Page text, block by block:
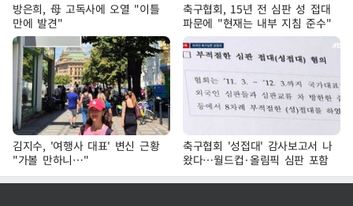
방은희, 母 고독사에 오열 "이틀
만에 발견"
축구협회, 15년 전 심판 성 접대
파문에 "현재는 내부 지침 준수"
김지수, '여행사 대표' 변신 근황
"가볼 만하니…"
축구협회 '성접대' 감사보고서 나
왔다…월드컵·올림픽 심판 포함